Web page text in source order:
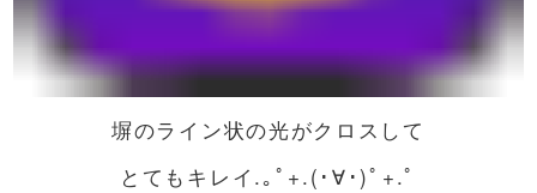
塀のライン状の光がクロスして
とてもキレイ.｡ﾟ+.(･∀･)ﾟ+.ﾟ